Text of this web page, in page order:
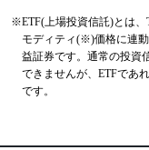
ETF(上場投資信託)とは
モディティ(※)価格に連
益証券です。通常の投資
できませんが、ETFであ
です。